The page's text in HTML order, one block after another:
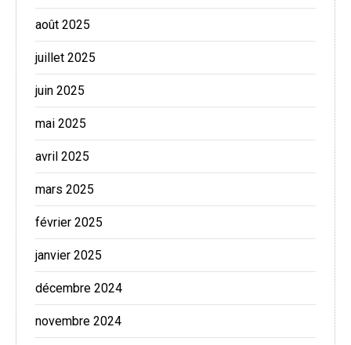
août 2025
juillet 2025
juin 2025
mai 2025
avril 2025
mars 2025
février 2025
janvier 2025
décembre 2024
novembre 2024